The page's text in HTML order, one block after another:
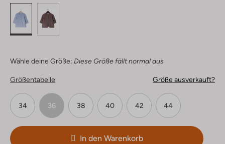
Wähle deine Größe: Diese Größe fällt normal aus
Größentabelle Größe ausverkauft?
34 36 38 40 42 44
In den Warenkorb